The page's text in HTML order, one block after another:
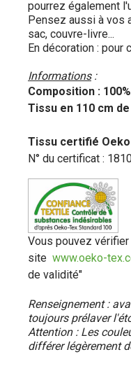
pourrez également
Pensez aussi à vos
sac, couvre-livre...
En décoration : pour
Informations:
Composition :
Tissu en 110 cm
Tissu certifié
N° du certificat :
Vous pouvez
site www.oeko-
de validité"
Renseignement :
toujours prélaver
Attention : Les
différerlégèrement